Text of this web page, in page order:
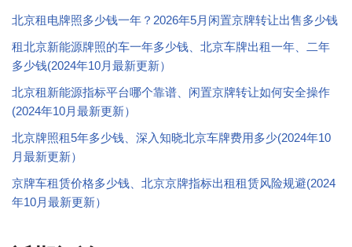
北京租电牌照多少钱一年？2026年5月闲置京牌转让出售多少钱
租北京新能源牌照的车一年多少钱、北京车牌出租一年、二年
多少钱(2024年10月最新更新）
北京租新能源指标平台哪个靠谱、闲置京牌转让如何安全操作
(2024年10月最新更新）
北京牌照租5年多少钱、深入知晓北京车牌费用多少(2024年10
月最新更新）
京牌车租赁价格多少钱、北京京牌指标出租租赁风险规避(2024
年10月最新更新）